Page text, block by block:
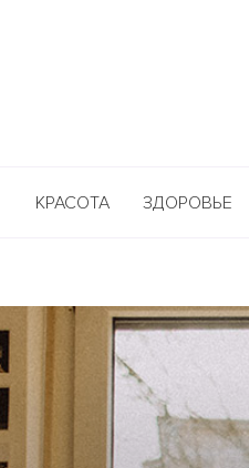
КРАСОТА ЗДОРОВЬЕ